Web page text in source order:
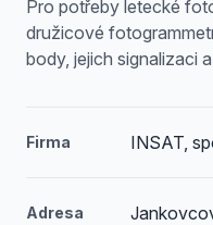
Pro potřeby letecké
družicové
body, jejich signalizaci
Firma INSAT,
Adresa